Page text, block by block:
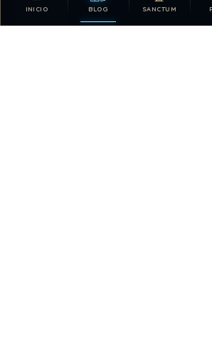
INICIO BLOG SANCTUM
Tu apoyo hace posible que DDLA